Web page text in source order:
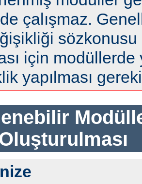
çalışmaz.
için
yapılması